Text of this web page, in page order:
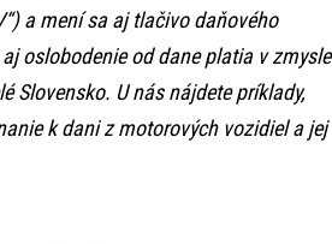
a mení sa aj tlačivo daňového
oslobodenie od dane platia v zmysle
Slovensko. U nás nájdete príklady,
k dani z motorových vozidiel a jej